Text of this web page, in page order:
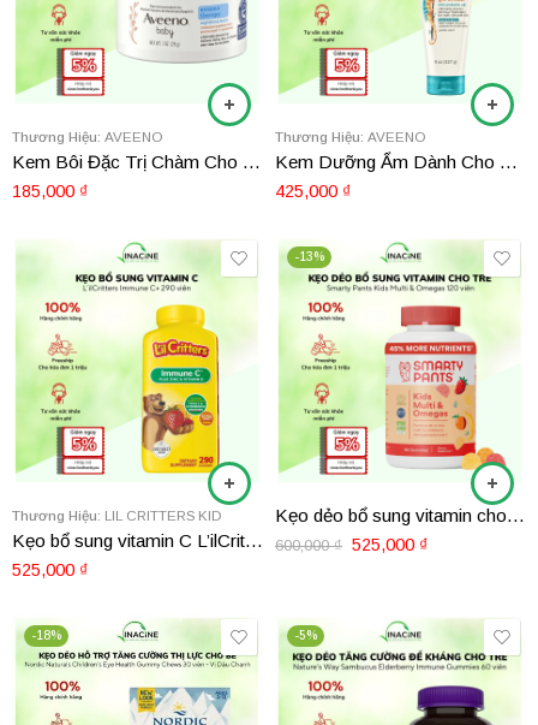
Thương Hiệu: AVEENO
Kem Bôi Đặc Trị Chàm Cho Em Bé Aveeno Baby Eczama Therapy 28g
185,000 ₫
Thương Hiệu: AVEENO
Kem Dưỡng Ẩm Dành Cho Da Nhạy Cảm Aveeno Kids face & body gel cream
425,000 ₫
Thương Hiệu: LIL CRITTERS KID
Kẹo bổ sung vitamin C L’ilCritters Immune C+ 290 viên
525,000 ₫
-13%
Kẹo dẻo bổ sung vitamin cho trẻ Smarty Pants 180 viên
600,000₫ 525,000 ₫
-18% -5%